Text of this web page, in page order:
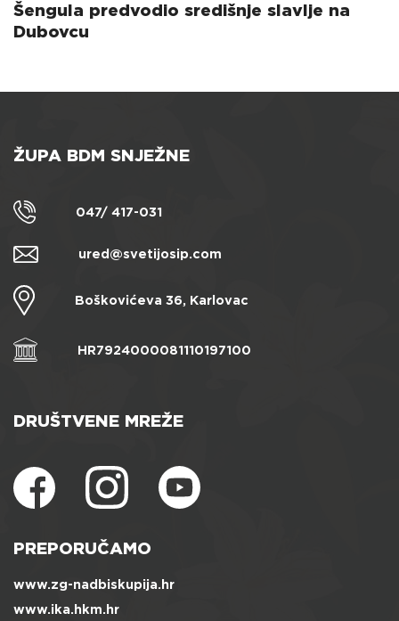
Šengula predvodio središnje slavlje na
Dubovcu
ŽUPA BDM SNJEŽNE
047/ 417-031
ured@svetijosip.com
Boškovićeva 36, Karlovac
HR7924000081110197100
DRUŠTVENE MREŽE
PREPORUČAMO
www.zg-nadbiskupija.hr
www.ika.hkm.hr